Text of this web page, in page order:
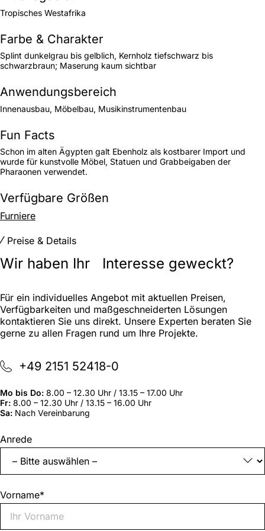
Tropisches Westafrika
Farbe & Charakter
Splint dunkelgrau bis gelblich, Kernholz tiefschwarz bis
schwarzbraun; Maserung kaum sichtbar
Anwendungsbereich
Innenausbau, Möbelbau, Musikinstrumentenbau
Fun Facts
Schon im alten Ägypten galt Ebenholz als kostbarer Import und
wurde für kunstvolle Möbel, Statuen und Grabbeigaben der
Pharaonen verwendet.
Verfügbare Größen
Furniere
Preise & Details
Wir haben Ihr Interesse geweckt?
Für ein individuelles Angebot mit aktuellen Preisen,
Verfügbarkeiten und maßgeschneiderten Lösungen
kontaktieren Sie uns direkt. Unsere Experten beraten Sie
gerne zu allen Fragen rund um Ihre Projekte.
+49 2151 52418-0
Mo bis Do: 8.00 – 12.30 Uhr / 13.15 – 17.00 Uhr
Fr: 8.00 – 12.30 Uhr / 13.15 – 16.00 Uhr
Sa: Nach Vereinbarung
„*“
zeigt
erforderliche
Felder
Anrede
Vorname*